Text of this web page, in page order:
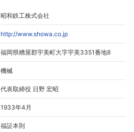
昭和鉄工株式会社
http://www.showa.co.jp
福岡県糟屋郡宇美町大字宇美3351番地8
機械
代表取締役 日野 宏昭
1933年4月
福証本則